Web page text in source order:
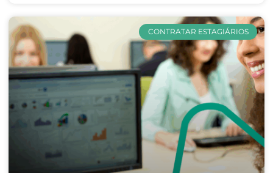
CONTRATAR ESTAGIÁRIOS